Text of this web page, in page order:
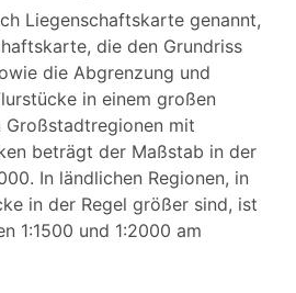
Liegenschaftskarte genannt,
die den Grundriss
die Abgrenzung und
in einem großen
mit
beträgt der Maßstab in der
In ländlichen Regionen, in
in der Regel größer sind, ist
1:1500 und 1:2000 am